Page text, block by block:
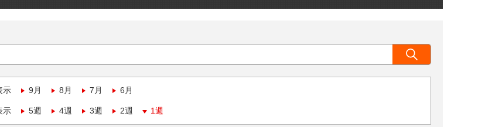
示 9月 8月 7月 6月
示 5週 4週 3週 2週 1週